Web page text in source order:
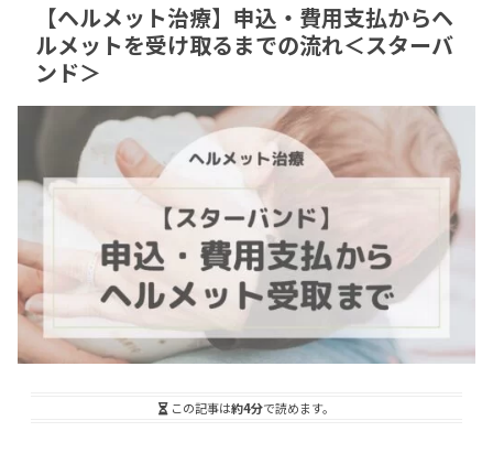
【ヘルメット治療】申込・費用支払からヘ
ルメットを受け取るまでの流れ＜スターバ
ンド＞
この記事は約4分で読めます。